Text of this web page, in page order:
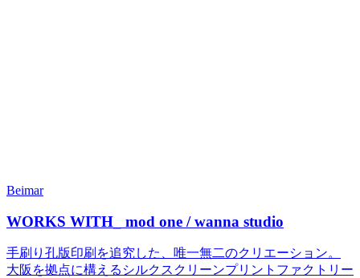
Beimar
WORKS WITH_ mod one / wanna studio
手刷り孔版印刷を追究した、唯一無二のクリエーション。
大阪を拠点に構えるシルクスクリーンプリントファクトリー